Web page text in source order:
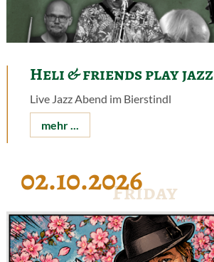
Heli & friends play jazz
Live Jazz Abend im Bierstindl
mehr ...
Friday
02.10.2026